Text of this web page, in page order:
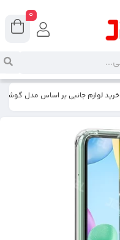
خرید لوازم جانبی بر اساس مدل گوشی
0